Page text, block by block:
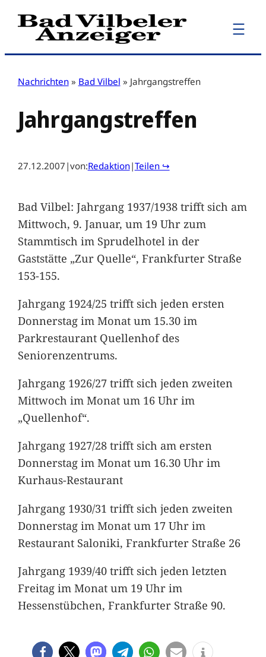
Zum
Inhalt
Nachrichten » Bad Vilbel » Jahrgangstreffen
Jahrgangstreffen
27.12.2007 |von:Redaktion|Teilen ↪
Bad Vilbel: Jahrgang 1937/1938 trifft sich am
Mittwoch, 9. Januar, um 19 Uhr zum
Stammtisch im Sprudelhotel in der
Gaststätte „Zur Quelle“, Frankfurter Straße
153-155.
Jahrgang 1924/25 trifft sich jeden ersten
Donnerstag im Monat um 15.30 im
Parkrestaurant Quellenhof des
Seniorenzentrums.
Jahrgang 1926/27 trifft sich jeden zweiten
Mittwoch im Monat um 16 Uhr im
„Quellenhof“.
Jahrgang 1927/28 trifft sich am ersten
Donnerstag im Monat um 16.30 Uhr im
Kurhaus-Restaurant
Jahrgang 1930/31 trifft sich jeden zweiten
Donnerstag im Monat um 17 Uhr im
Restaurant Saloniki, Frankfurter Straße 26
Jahrgang 1939/40 trifft sich jeden letzten
Freitag im Monat um 19 Uhr im
Hessenstübchen, Frankfurter Straße 90.